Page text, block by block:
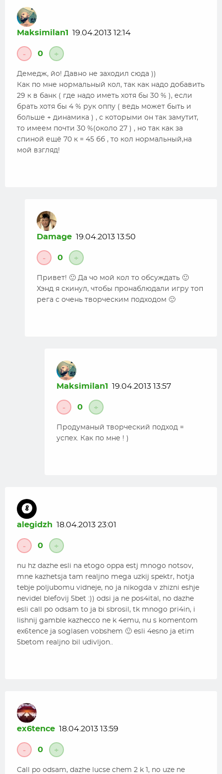
Maksimilan1 19.04.2013 12:14
- 0 +
Демедж, йо! Давно не заходил сюда ))
Как по мне нормальный кол, так как надо добавить
29 к в банк ( где надо иметь хотя бы 30 % ), если
брать хотя бы 4 % рук оппу ( ведь может быть и
больше + динамика ) , с которыми он так замутит,
то имеем почти 30 %(около 27 ) , но так как за
спиной ещё 70 к = 45 бб , то кол нормальный,на
мой взгляд!
Damage 19.04.2013 13:50
- 0 +
Привет! 🙂 Да чо мой кол то обсуждать 🙂
Хэнд я скинул, чтобы пронаблюдали игру топ
рега с очень творческим подходом 🙂
Maksimilan1 19.04.2013 13:57
- 0 +
Продуманый творческий подход =
успех. Как по мне ! )
alegidzh 18.04.2013 23:01
- 0 +
nu hz dazhe esli na etogo oppa estj mnogo notsov,
mne kazhetsja tam realjno mega uzkij spektr, hotja
tebje poljubomu vidneje, no ja nikogda v zhizni eshje
nevidel blefovij 5bet :)) odsi ja ne pos4ital, no dazhe
esli call po odsam to ja bi sbrosil, tk mnogo pri4in, i
lishnij gamble kazhecco ne k 4emu, nu s komentom
ex6tence ja soglasen vobshem 🙂 esli 4esno ja etim
5betom realjno bil udivljon..
ex6tence 18.04.2013 13:59
- 0 +
Call po odsam, dazhe lucse chem 2 k 1, no uze ne